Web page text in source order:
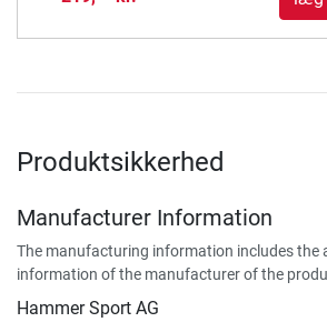
Produktsikkerhed
Manufacturer Information
The manufacturing information includes the
information of the manufacturer of the
Hammer Sport AG